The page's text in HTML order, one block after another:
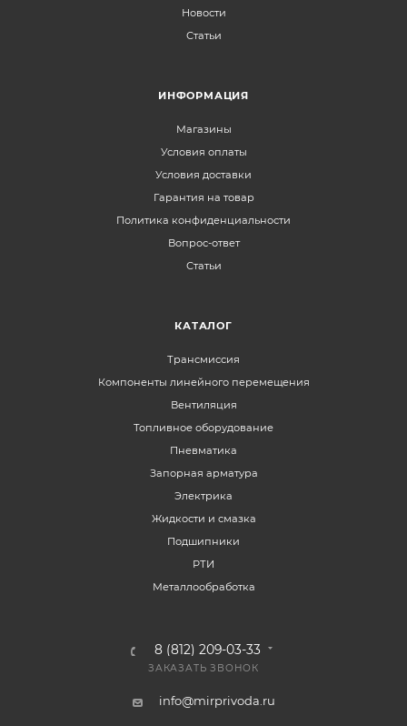
Новости
Статьи
ИНФОРМАЦИЯ
Магазины
Условия оплаты
Условия доставки
Гарантия на товар
Политика конфиденциальности
Вопрос-ответ
Статьи
КАТАЛОГ
Трансмиссия
Компоненты линейного перемещения
Вентиляция
Топливное оборудование
Пневматика
Запорная арматура
Электрика
Жидкости и смазка
Подшипники
РТИ
Металлообработка
8 (812) 209-03-33
ЗАКАЗАТЬ ЗВОНОК
info@mirprivoda.ru